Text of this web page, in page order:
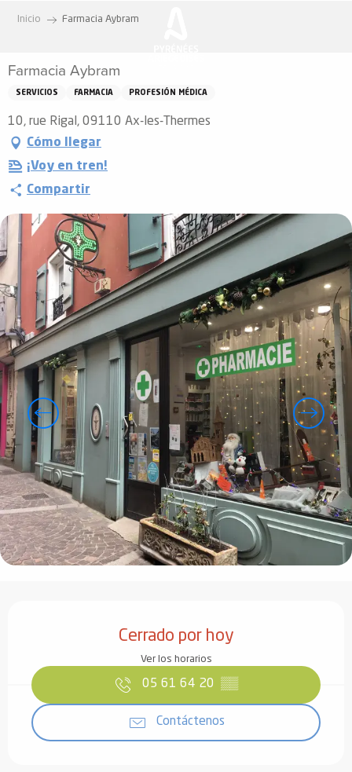
principal
Inicio Farmacia Aybram
Farmacia Aybram
SERVICIOS FARMACIA PROFESIÓN MÉDICA
10, rue Rigal, 09110 Ax-les-Thermes
Cómo llegar
¡Voy en tren!
Compartir
Cerrado por hoy
Ver los horarios
05 61 64 20 ▒▒
Contáctenos